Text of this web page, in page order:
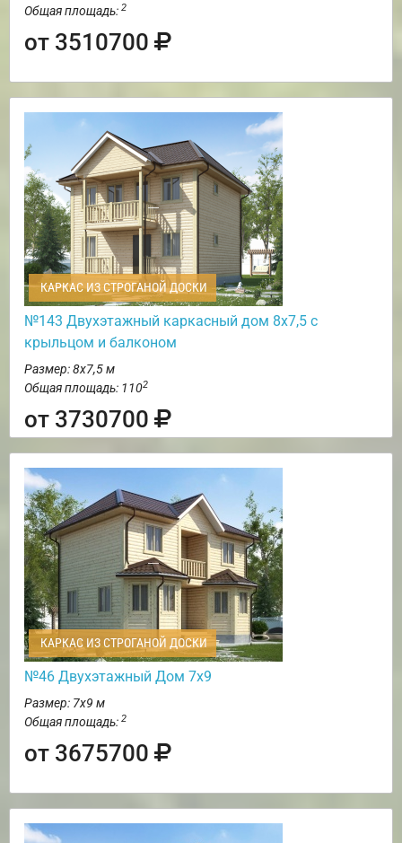
Общая площадь: 2
от 3510700
КАРКАС ИЗ СТРОГАНОЙ ДОСКИ
№143 Двухэтажный каркасный дом 8х7,5 с
крыльцом и балконом
Размер: 8х7,5 м
Общая площадь: 1102
от 3730700
КАРКАС ИЗ СТРОГАНОЙ ДОСКИ
№46 Двухэтажный Дом 7х9
Размер: 7х9 м
Общая площадь: 2
от 3675700